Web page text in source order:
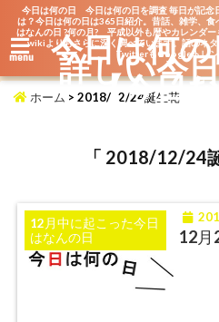
今日は何の日 今日は何の日を調査 毎日が記
は？今日は何の日は365日紹介。昔話、雑学、
はなんの日 ?何の月? 平成以外も暦やカレンダー
wikiよりもさらに深く調べています。話のネ
TwitterもGoogleトレン
menu 今日は何
詳しい今
【今日
ホーム > 2018/12/24誕生花
「 2018/12/24
12月中に起こった今日
はなんの日
12